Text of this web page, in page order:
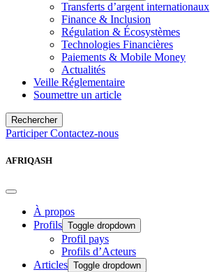
Transferts d’argent internationaux
Finance & Inclusion
Régulation & Écosystèmes
Technologies Financières
Paiements & Mobile Money
Actualités
Veille Réglementaire
Soumettre un article
Rechercher
ParticiperContactez-nous
AFRIQASH
À propos
Profils Toggle dropdown
Profil pays
Profils d’Acteurs
Articles Toggle dropdown